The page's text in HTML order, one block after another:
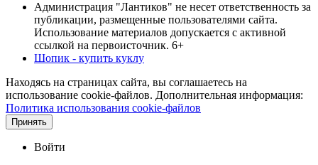
Администрация "Лантиков" не несет ответственность за
публикации, размещенные пользователями сайта.
Использование материалов допускается с активной
ссылкой на первоисточник. 6+
Шопик - купить куклу
Находясь на страницах сайта, вы соглашаетесь на
использование cookie-файлов. Дополнительная информация:
Политика использования cookie-файлов
Принять
Войти